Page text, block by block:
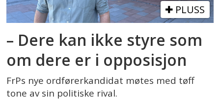
PLUSS
– Dere kan ikke styre som
om dere er i opposisjon
FrPs nye ordførerkandidat møtes med tøff
tone av sin politiske rival.